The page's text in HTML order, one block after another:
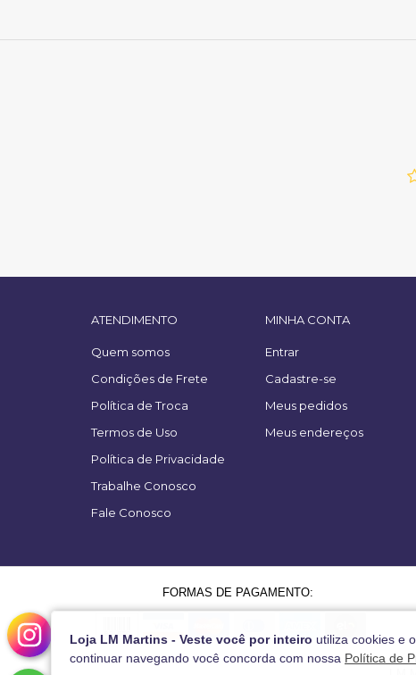
Loja LM Martins - Veste você por inteiro utiliza cookies e
continuar navegando você concorda com nossa Política de
ATENDIMENTO
Quem somos
Condições de Frete
Política de Troca
Termos de Uso
Política de Privacidade
Trabalhe Conosco
Fale Conosco
MINHA CONTA
Entrar
Cadastre-se
Meus pedidos
Meus endereços
FORMAS DE PAGAMENTO: